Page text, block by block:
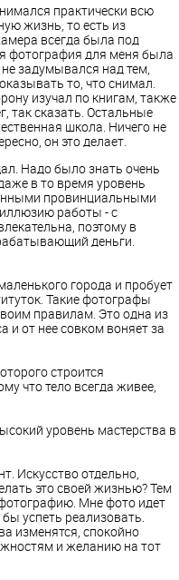
практически всю
жизнь, то есть из
всегда была под
фотография для меня была
задумывался над тем,
то, что снимал.
изучал по книгам, также
так сказать. Остальные
школа. Ничего не
он это делает.
Надо было знать очень
в то время уровень
провинциальными
работы - с
поэтому в
деньги.
города и пробует
Такие фотографы
правилам. Это одна из
и от нее совком воняет за
строится
что тело всегда живее,
уровень мастерства в
Искусство отдельно,
это своей жизнью? Тем
фотографию. Мне фото идет
успеть реализовать.
изменятся, спокойно
и желанию на тот